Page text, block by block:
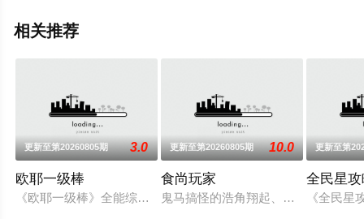
相关推荐
更新至第20260805期 3.0
欧耶一级棒
《欧耶一级棒》全能综艺王欧汉声(欧弟),笑点掌门人张立东,啦啦
更新至第20260805期 10.0
食尚玩家
鬼马搞怪的浩角翔起、莎莎及其他主
更新至第
全民星
《全民星